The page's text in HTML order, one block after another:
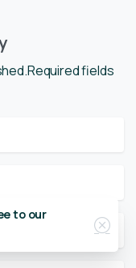
fields
to our
Close